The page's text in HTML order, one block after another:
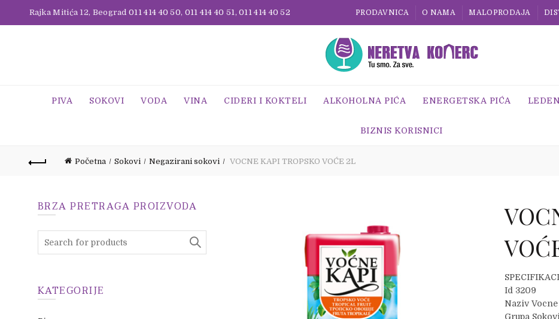
Rajka Mitića 12, Beograd011 414 40 50, 011 414 40 51,011 414 40 52 PRODAVNICA O NAMA MALOPRODAJA
PIVA SOKOVI VODA VINA CIDERI I KOKTELI ALKOHOLNA PIĆA ENERGETSKA PIĆA
BIZNIS KORISNICI
Početna Sokovi Negazirani sokovi VOCNE KAPI TROPSKO VOĆE 2L
Id 3209
Naziv
Grupa Sokovi
BRZA PRETRAGA PROIZVODA
KATEGORIJE